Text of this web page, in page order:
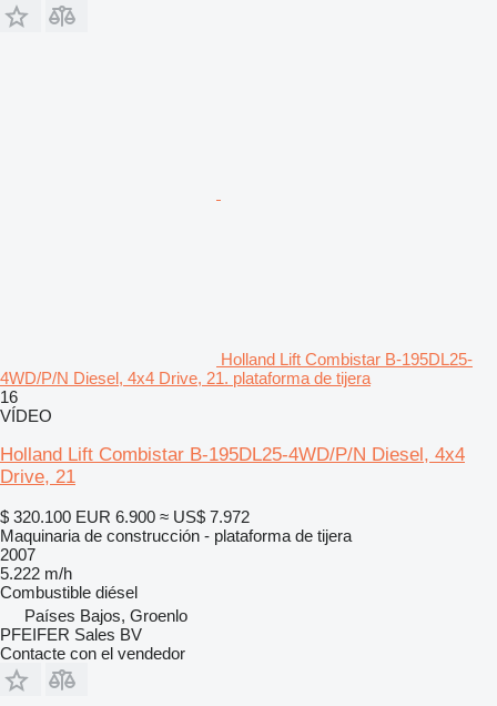
Holland Lift Combistar B-195DL25-
4WD/P/N Diesel, 4x4 Drive, 21. plataforma de tijera
16
VÍDEO
Holland Lift Combistar B-195DL25-4WD/P/N Diesel, 4x4
Drive, 21
$ 320.100 EUR 6.900 ≈ US$ 7.972
Maquinaria de construcción - plataforma de tijera
2007
5.222 m/h
Combustible diésel
Países Bajos, Groenlo
PFEIFER Sales BV
Contacte con el vendedor